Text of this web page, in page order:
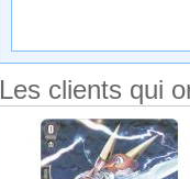
Les clients qui